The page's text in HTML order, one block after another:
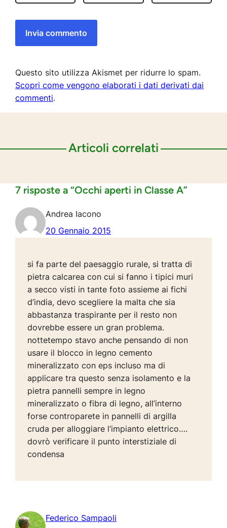
Questo sito utilizza Akismet per ridurre lo spam.
Scopri come vengono elaborati i dati derivati dai
commenti.
Articoli correlati
7 risposte a “Occhi aperti in Classe A”
Andrea Iacono
20 Gennaio 2015
si fa parte del paesaggio rurale, si tratta di
pietra calcarea con cui si fanno i tipici muri
a secco visti in tante foto assieme ai fichi
d’india, devo scegliere la malta che sia
abbastanza traspirante per il resto non
dovrebbe essere un gran problema.
nottetempo stavo anche pensando di non
usare il blocco in legno cemento
mineralizzato con eps incluso ma di
applicare tra questo senza isolamento e la
pietra pannelli sempre in legno
mineralizzato o fibra di legno, all’interno
forse controparete in pannelli di argilla
cruda per alloggiare l’impianto elettrico….
dovrò verificare il punto interstiziale di
condensa
Federico Sampaoli